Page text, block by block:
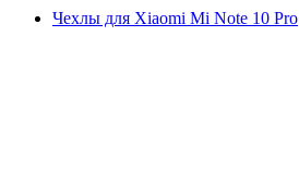
Чехлы для Xiaomi Mi Note 10 Pro